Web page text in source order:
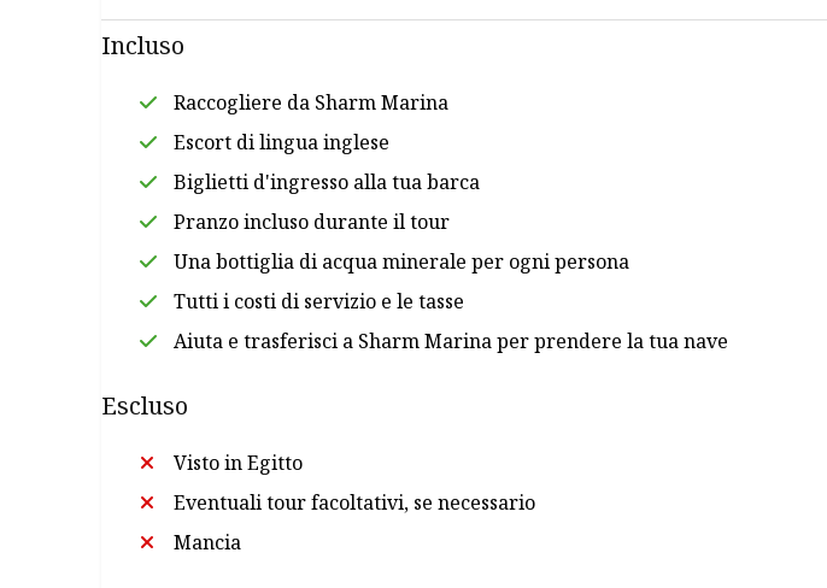
Incluso
Raccogliere da Sharm Marina
Escort di lingua inglese
Biglietti d'ingresso alla tua barca
Pranzo incluso durante il tour
Una bottiglia di acqua minerale per ogni persona
Tutti i costi di servizio e le tasse
Aiuta e trasferisci a Sharm Marina per prendere la tua nave
Escluso
Visto in Egitto
Eventuali tour facoltativi, se necessario
Mancia